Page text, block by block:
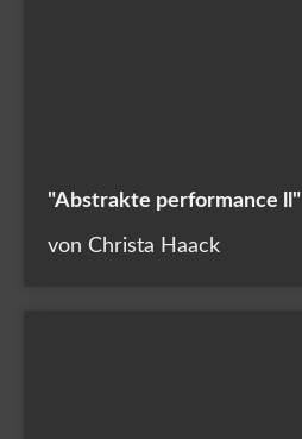
"Abstrakte performance ll"
von Christa Haack